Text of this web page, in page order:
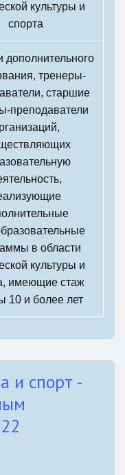
культуры и
спорта
дополнительного
тренеры-
старшие
преподаватели
в области
культуры и
имеющие стаж
10 и более лет
и спорт -